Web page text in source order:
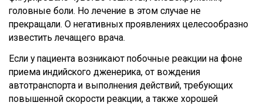
головные боли. Но лечение в этом случае не
прекращали. О негативных проявлениях целесообразно
известить лечащего врача.
Если у пациента возникают побочные реакции на фоне
приема индийского дженерика, от вождения
автотранспорта и выполнения действий, требующих
повышенной скорости реакции, а также хорошей